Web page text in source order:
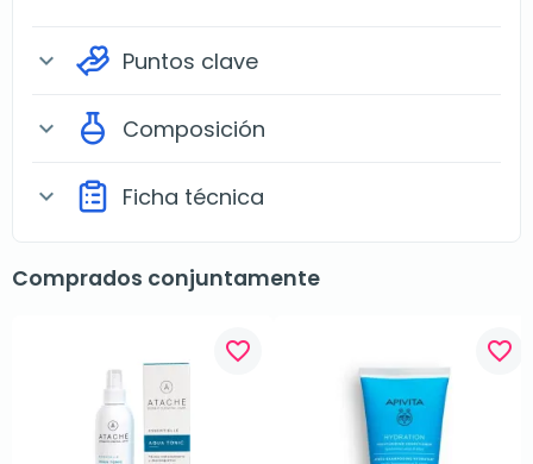
expand_more Puntos clave
expand_more Composición
expand_more Ficha técnica
Comprados conjuntamente
favorite_border favorite_border